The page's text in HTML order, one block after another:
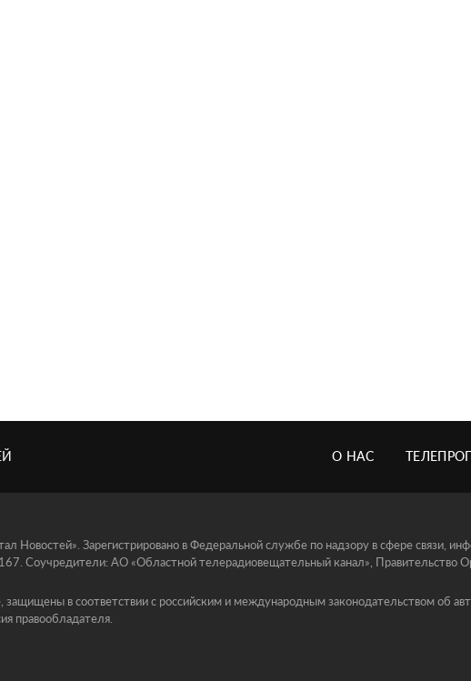
О НАС
Зарегистрировано в Федеральной службе по надзору в сфере связи,
Соучредители: АО «Областной телерадиовещательный канал», Правительство
в соответствии с российским и международным законодательством об
правообладателя.